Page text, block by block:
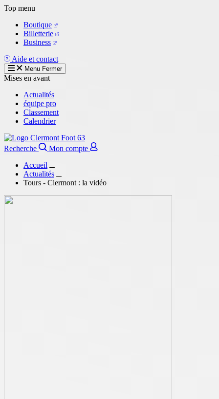
Aller
contenu
principal
Top menu
Boutique
Billetterie
Business
Aide et contact
Menu Fermer
Mises en avant
Actualités
équipe pro
Classement
Calendrier
Recherche
Mon compte
Accueil
Actualités
Tours - Clermont : la vidéo